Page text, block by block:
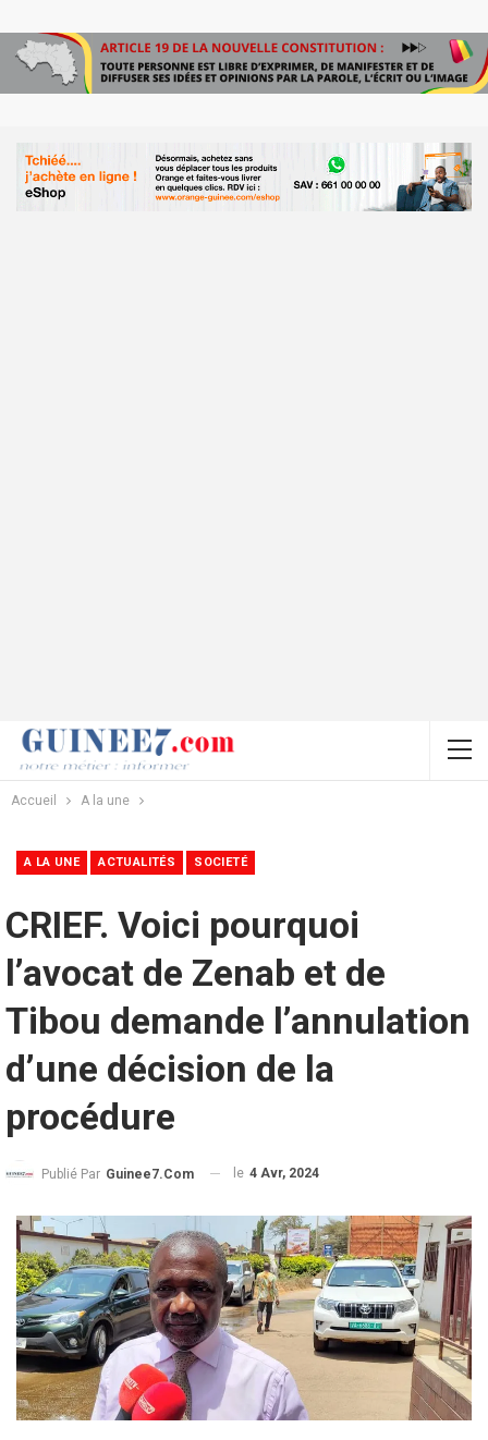
Accueil A la une
A LA UNE ACTUALITÉS SOCIETÉ
CRIEF. Voici pourquoi
l’avocat de Zenab et de
Tibou demande l’annulation
d’une décision de la
procédure
Publié Par Guinee7.com le 4 Avr, 2024